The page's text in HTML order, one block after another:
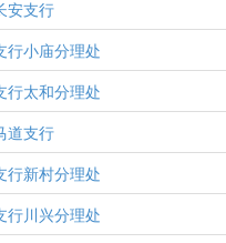
安支行
行小庙分理处
行太和分理处
道支行
行新村分理处
行川兴分理处